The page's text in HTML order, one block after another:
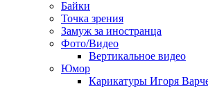
Байки
Точка зрения
Замуж за иностранца
Фото/Видео
Вертикальное видео
Юмор
Карикатуры Игоря